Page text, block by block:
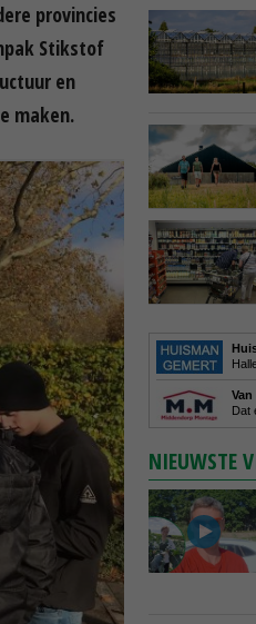
provincies
Stikstof
en
maken.
Dat
NIEUWSTE